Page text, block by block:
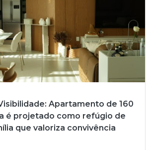
Apartamento de 160
é projetado como refúgio de
que valoriza convivência